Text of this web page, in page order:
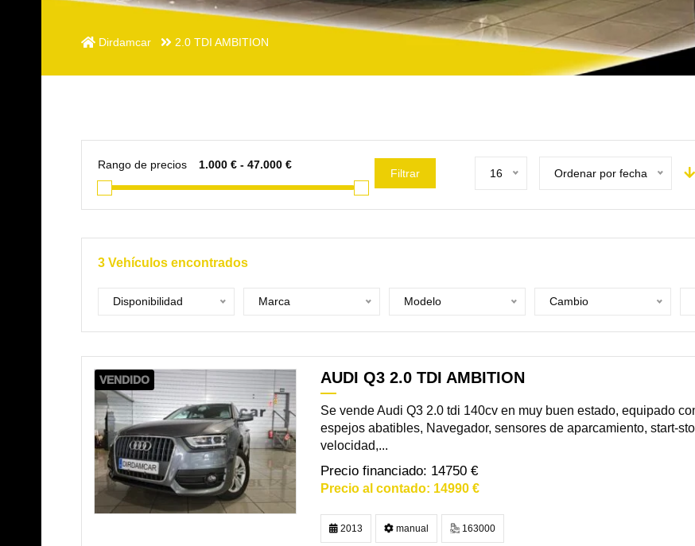
Dirdamcar 2.0 TDI AMBITION
Rango de precios
Filtrar 16 Ordenar por fecha
3 Vehículos encontrados
Disponibilidad Marca Modelo Cambio
VENDIDO AUDI Q3 2.0 TDI AMBITION
Se vende Audi Q3 2.0 tdi 140cv en muy buen estado, equipado
espejos abatibles, Navegador, sensores de aparcamiento, start-
velocidad,...
14750 €
14990 €
2013 manual 163000